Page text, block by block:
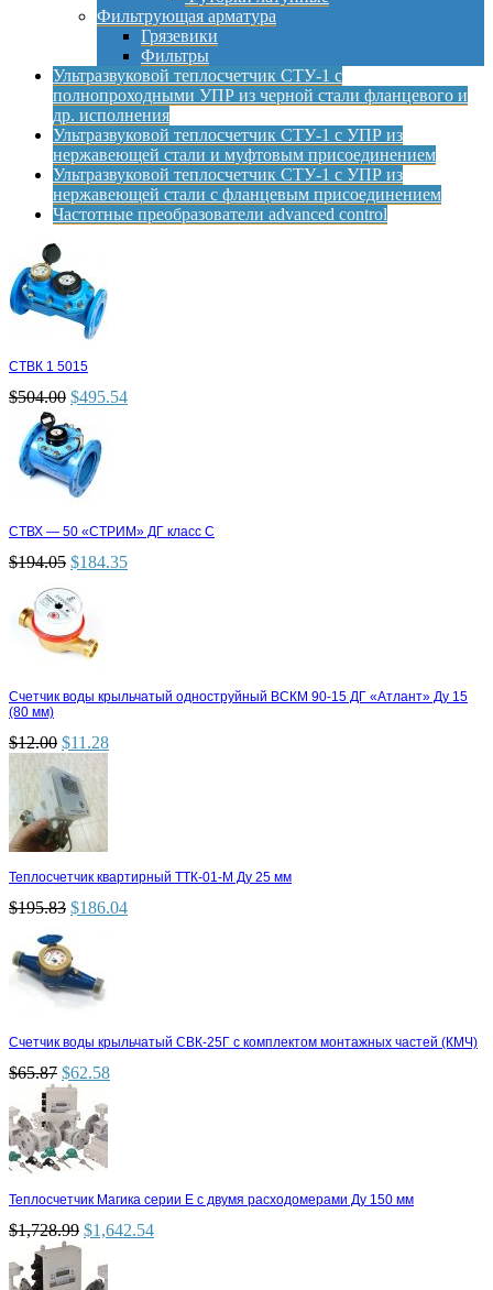
Фильтрующая арматура
Грязевики
Фильтры
Ультразвуковой теплосчетчик СТУ-1 с
полнопроходными УПР из черной стали фланцевого и
др. исполнения
Ультразвуковой теплосчетчик СТУ-1 с УПР из
нержавеющей стали и муфтовым присоединением
Ультразвуковой теплосчетчик СТУ-1 с УПР из
нержавеющей стали с фланцевым присоединением
Частотные преобразователи advanced control
СТВК 1 5015
$504.00 $495.54
СТВХ — 50 «СТРИМ» ДГ класс С
$194.05 $184.35
Счетчик воды крыльчатый одноструйный ВСКМ 90-15 ДГ «Атлант» Ду 15
(80 мм)
$12.00 $11.28
Теплосчетчик квартирный ТТК-01-М Ду 25 мм
$195.83 $186.04
Счетчик воды крыльчатый СВК-25Г с комплектом монтажных частей (КМЧ)
$65.87 $62.58
Теплосчетчик Магика серии Е с двумя расходомерами Ду 150 мм
$1,728.99 $1,642.54